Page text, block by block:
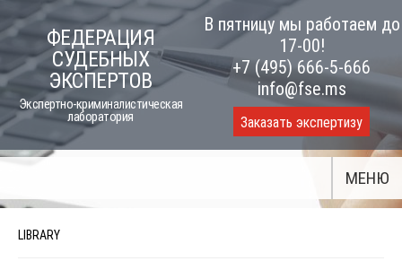
to
content
ФЕДЕРАЦИЯ
СУДЕБНЫХ
ЭКСПЕРТОВ
Экспертно-криминалистическая
лаборатория
В пятницу мы работаем до
17-00!
+7 (495) 666-5-666
info@fse.ms
Заказать экспертизу
МЕНЮ
LIBRARY